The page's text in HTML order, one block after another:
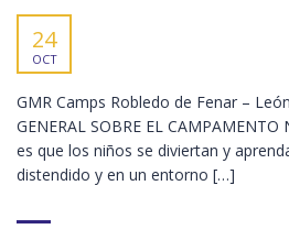
24
OCT
GMR Camps Robledo de Fenar –
GENERAL SOBRE EL
es que los niños se diviertan y
distendido y en un entorno […]